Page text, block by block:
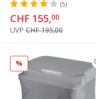
(5)
CHF 155,00
UVP CHF 195,00
%